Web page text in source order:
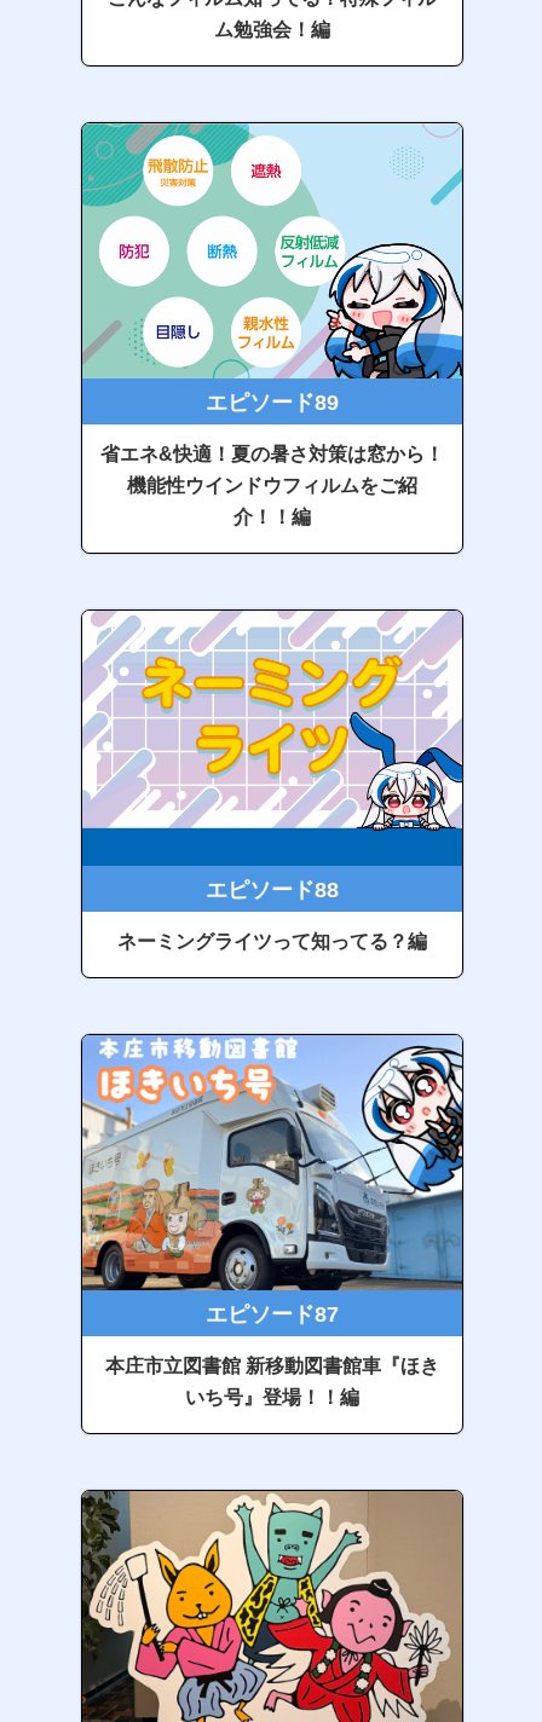
ム勉強会！編
エピソード89
省エネ&快適！夏の暑さ対策は窓から！
機能性ウインドウフィルムをご紹
介！！編
エピソード88
ネーミングライツって知ってる？編
エピソード87
本庄市立図書館 新移動図書館車『ほき
いち号』登場！！編